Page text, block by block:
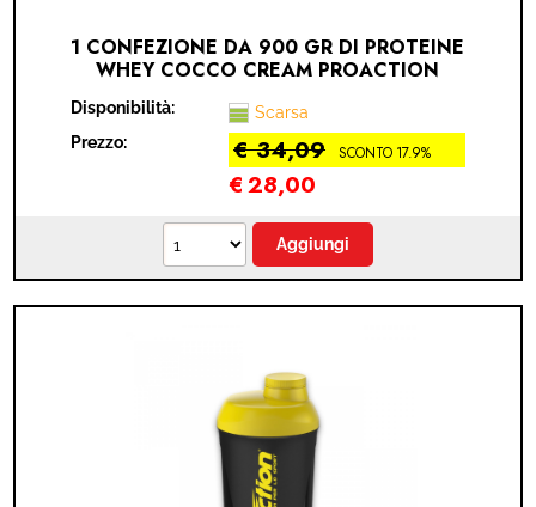
1 CONFEZIONE DA 900 GR DI PROTEINE
WHEY COCCO CREAM PROACTION
Disponibilità:
Scarsa
Prezzo:
€ 34,09 SCONTO 17.9%
€28,00